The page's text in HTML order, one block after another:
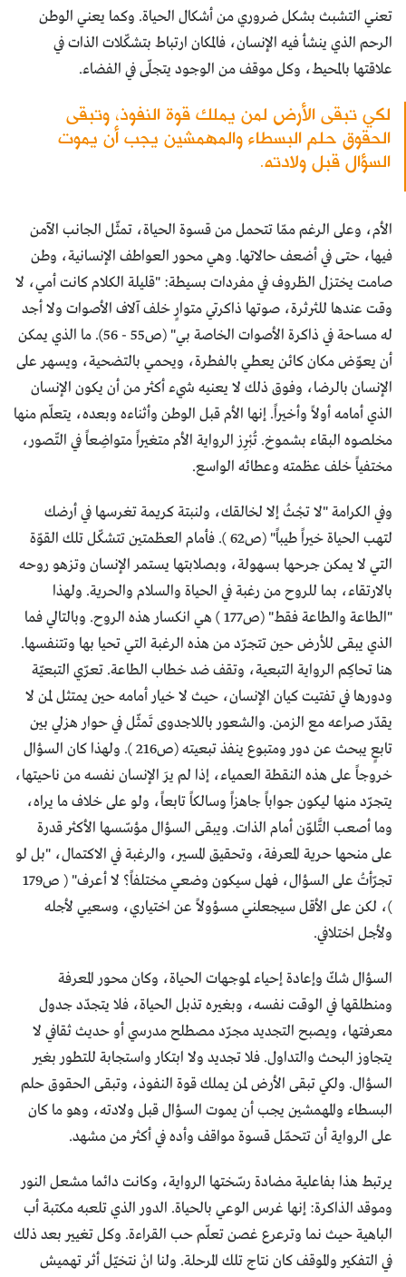
تعني التشبث بشكل ضروري من أشكال الحياة. وكما يعني الوطن
الرحم الذي ينشأ فيه الإنسان، فالمكان ارتباط بتشكّلات الذات في
علاقتها بالمحيط، وكل موقف من الوجود يتجلّى في الفضاء.
لكي تبقى الأرض لمن يملك قوة النفوذ، وتبقى
الحقوق حلم البسطاء والمهمشين يجب أن يموت
السؤال قبل ولادته.
الأم، وعلى الرغم ممّا تتحمل من قسوة الحياة، تمثّل الجانب الآمن
فيها، حتى في أضعف حالاتها. وهي محور العواطف الإنسانية، وطن
صامت يختزل الظروف في مفردات بسيطة: "قليلة الكلام كانت أمي، لا
وقت عندها للثرثرة، صوتها ذاكرتي متوارٍ خلف آلاف الأصوات ولا أجد
له مساحة في ذاكرة الأصوات الخاصة بي" (ص55 - 56). ما الذي يمكن
أن يعوّض مكان كائن يعطي بالفطرة، ويحمي بالتضحية، ويسهر على
الإنسان بالرضا، وفوق ذلك لا يعنيه شيء أكثر من أن يكون الإنسان
الذي أمامه أولاً وأخيراً. إنها الأم قبل الوطن وأثناءه وبعده، يتعلّم منها
مخلصوه البقاء بشموخ. تُبْرِز الرواية الأم متغيراً متواضِعاً في التّصور،
مختفياً خلف عظمته وعطائه الواسع.
وفي الكرامة "لا تجْثُ إلا لخالقك، ولنبتة كريمة تغرسها في أرضك
لتهب الحياة خيراً طيباً" (ص62 ). فأمام العظمتين تتشكّل تلك القوّة
التي لا يمكن جرحها بسهولة، وبصلابتها يستمر الإنسان وتزهو روحه
بالارتقاء، بما للروح من رغبة في الحياة والسلام والحرية. ولهذا
"الطاعة والطاعة فقط" (ص177 ) هي انكسار هذه الروح. وبالتالي فما
الذي يبقى للأرض حين تتجرّد من هذه الرغبة التي تحيا بها وتتنفسها.
هنا تحاكِم الرواية التبعية، وتقف ضد خطاب الطاعة. تعرّي التبعيّة
ودورها في تفتيت كيان الإنسان، حيث لا خيار أمامه حين يمتثل لمن لا
يقدّر صراعه مع الزمن. والشعور باللاجدوى تَمثّل في حوار هزلي بين
تابعٍ يبحث عن دور ومتبوع ينفذ تبعيته (ص216 ). ولهذا كان السؤال
خروجاً على هذه النقطة العمياء، إذا لم يرَ الإنسان نفسه من ناحيتها،
يتجرّد منها ليكون جواباً جاهزاً وسالكاً تابعاً، ولو على خلاف ما يراه،
وما أصعب التَّلوّن أمام الذات. ويبقى السؤال مؤسّسها الأكثر قدرة
على منحها حرية المعرفة، وتحقيق المسير، والرغبة في الاكتمال، "بل لو
تجرّأتُ على السؤال، فهل سيكون وضعي مختلفاً؟ لا أعرف" ( ص179
)، لكن على الأقل سيجعلني مسؤولاً عن اختياري، وسعيي لأجله
ولأجل اختلافي.
السؤال شكّ وإعادة إحياء لموجهات الحياة، وكان محور المعرفة
ومنطلقها في الوقت نفسه، وبغيره تذبل الحياة، فلا يتجدّد جدول
معرفتها، ويصبح التجديد مجرّد مصطلح مدرسي أو حديث ثقافي لا
يتجاوز البحث والتداول. فلا تجديد ولا ابتكار واستجابة للتطور بغير
السؤال. ولكي تبقى الأرض لمن يملك قوة النفوذ، وتبقى الحقوق حلم
البسطاء والمهمشين يجب أن يموت السؤال قبل ولادته، وهو ما كان
على الرواية أن تتحمّل قسوة مواقف وأده في أكثر من مشهد.
يرتبط هذا بفاعلية مضادة رسّختها الرواية، وكانت دائما مشعل النور
وموقد الذاكرة: إنها غرس الوعي بالحياة. الدور الذي تلعبه مكتبة أب
الباهية حيث نما وترعرع غصن تعلّم حب القراءة. وكل تغيير بعد ذلك
في التفكير والموقف كان نتاج تلك المرحلة. ولنا انْ نتخيّل أثر تهميش